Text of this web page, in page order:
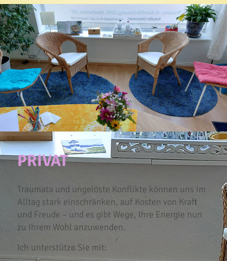
PRIVAT
Traumata und ungelöste Konflikte können uns im
Alltag stark einschränken, auf Kosten von Kraft
und Freude – und es gibt Wege, Ihre Energie nun
zu Ihrem Wohl anzuwenden.
Ich unterstütze Sie mit: